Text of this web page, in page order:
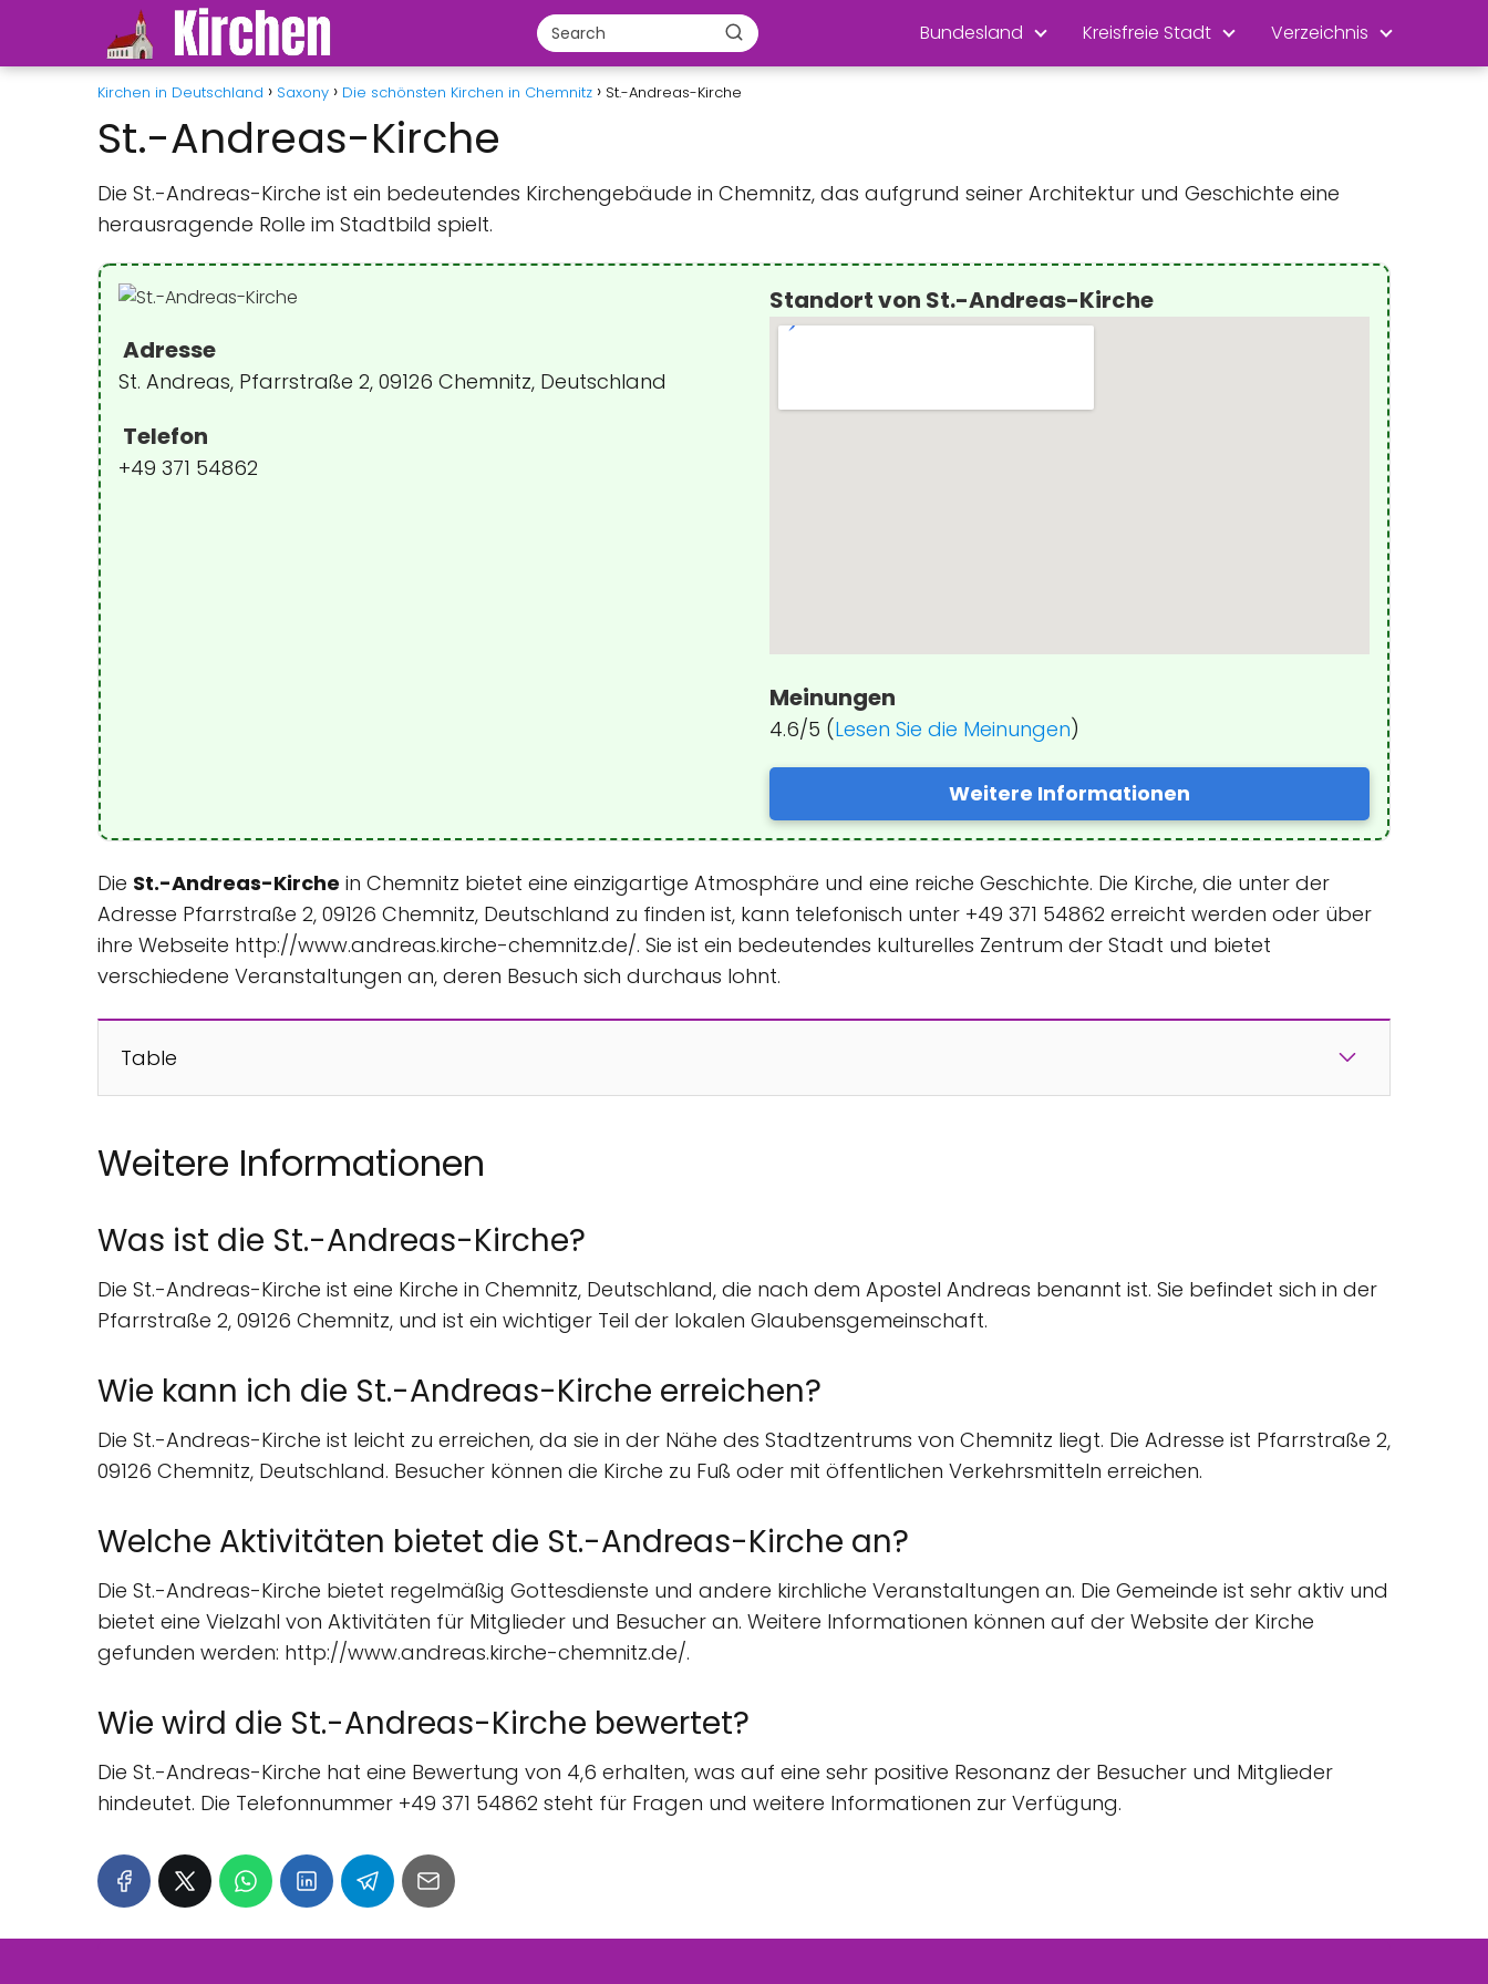
Bundesland Kreisfreie Stadt Verzeichnis
Kirchen in Deutschland Saxony Die schönsten Kirchen in Chemnitz St.-Andreas-Kirche
St.-Andreas-Kirche
Die St.-Andreas-Kirche ist ein bedeutendes Kirchengebäude in Chemnitz, das aufgrund seiner Architektur und Geschichte eine
herausragende Rolle im Stadtbild spielt.
Adresse
St. Andreas, Pfarrstraße 2, 09126 Chemnitz, Deutschland
Telefon
+49 371 54862
Standort von St.-Andreas-Kirche
Meinungen
4.6/5 (Lesen Sie die Meinungen)
Weitere Informationen
Die St.-Andreas-Kirche in Chemnitz bietet eine einzigartige Atmosphäre und eine reiche Geschichte. Die Kirche, die unter der
Adresse Pfarrstraße 2, 09126 Chemnitz, Deutschland zu finden ist, kann telefonisch unter +49 371 54862 erreicht werden oder über
ihre Webseite http://www.andreas.kirche-chemnitz.de/. Sie ist ein bedeutendes kulturelles Zentrum der Stadt und bietet
verschiedene Veranstaltungen an, deren Besuch sich durchaus lohnt.
Table
Weitere Informationen
Was ist die St.-Andreas-Kirche?
Die St.-Andreas-Kirche ist eine Kirche in Chemnitz, Deutschland, die nach dem Apostel Andreas benannt ist. Sie befindet sich in der
Pfarrstraße 2, 09126 Chemnitz, und ist ein wichtiger Teil der lokalen Glaubensgemeinschaft.
Wie kann ich die St.-Andreas-Kirche erreichen?
Die St.-Andreas-Kirche ist leicht zu erreichen, da sie in der Nähe des Stadtzentrums von Chemnitz liegt. Die Adresse ist Pfarrstraße 2,
09126 Chemnitz, Deutschland. Besucher können die Kirche zu Fuß oder mit öffentlichen Verkehrsmitteln erreichen.
Welche Aktivitäten bietet die St.-Andreas-Kirche an?
Die St.-Andreas-Kirche bietet regelmäßig Gottesdienste und andere kirchliche Veranstaltungen an. Die Gemeinde ist sehr aktiv und
bietet eine Vielzahl von Aktivitäten für Mitglieder und Besucher an. Weitere Informationen können auf der Website der Kirche
gefunden werden: http://www.andreas.kirche-chemnitz.de/.
Wie wird die St.-Andreas-Kirche bewertet?
Die St.-Andreas-Kirche hat eine Bewertung von 4,6 erhalten, was auf eine sehr positive Resonanz der Besucher und Mitglieder
hindeutet. Die Telefonnummer +49 371 54862 steht für Fragen und weitere Informationen zur Verfügung.